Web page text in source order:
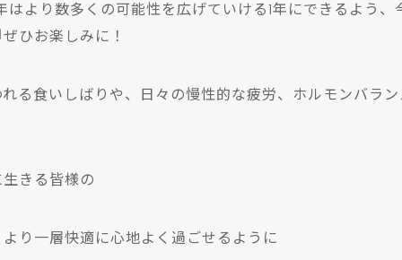
はより数多くの可能性を広げていける1年にできるよう、
ひお楽しみに！
る食いしばりや、日々の慢性的な疲労、ホルモンバラ
きる皆様の
り一層快適に心地よく過ごせるように